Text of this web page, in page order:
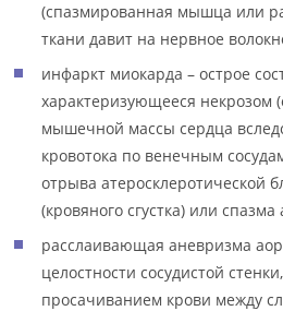
(спазмированная мышца или
ткани давит на нервное
инфаркт миокарда – острое
характеризующееся некрозом
мышечной массы сердца
кровотока по венечным
отрыва атеросклеротической
(кровяного сгустка) или
расслаивающая аневризма
целостности сосудистой
просачиванием крови между